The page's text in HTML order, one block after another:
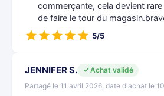
commerçante, cela devient
de faire le tour du
5/5
JENNIFER S.
Achat validé
Partagé le 11 avril 2026, date d'achat le